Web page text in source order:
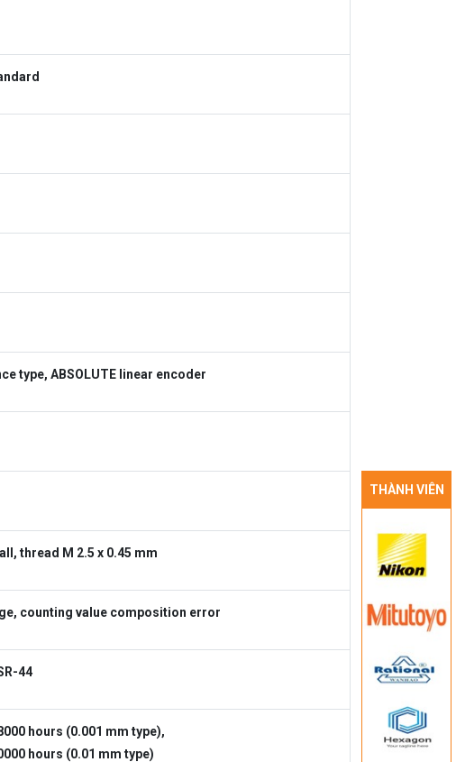
type, ABSOLUTE linear encoder
thread M 2.5 x 0.45 mm
counting value composition error
44
hours (0.001 mm type),
hours (0.01 mm type)
THÀNH VIÊN